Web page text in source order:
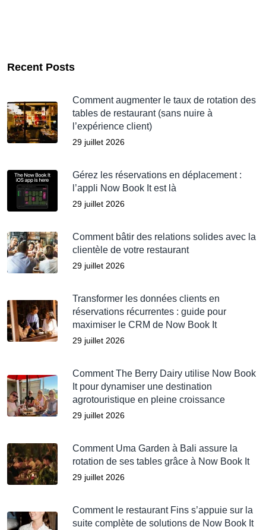
Recent Posts
Comment augmenter le taux de rotation des
tables de restaurant (sans nuire à
l’expérience client)
29 juillet 2026
Gérez les réservations en déplacement :
l’appli Now Book It est là
29 juillet 2026
Comment bâtir des relations solides avec la
clientèle de votre restaurant
29 juillet 2026
Transformer les données clients en
réservations récurrentes : guide pour
maximiser le CRM de Now Book It
29 juillet 2026
Comment The Berry Dairy utilise Now Book
It pour dynamiser une destination
agrotouristique en pleine croissance
29 juillet 2026
Comment Uma Garden à Bali assure la
rotation de ses tables grâce à Now Book It
29 juillet 2026
Comment le restaurant Fins s’appuie sur la
suite complète de solutions de Now Book It